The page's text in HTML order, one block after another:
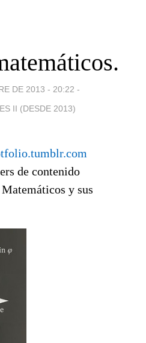
DE 2013 - 20:22 -
II (DESDE 2013)
de contenido
y sus